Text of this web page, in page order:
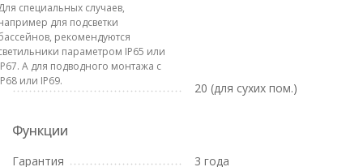
специальных случаев,
для подсветки
рекомендуются
параметром IP65 или
А для подводного монтажа с
или IP69.
20 (для сухих пом.)
Функции
Гарантия 3 года